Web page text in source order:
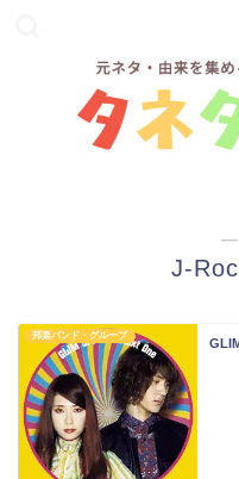
―
J-
邦楽バンド・グループ